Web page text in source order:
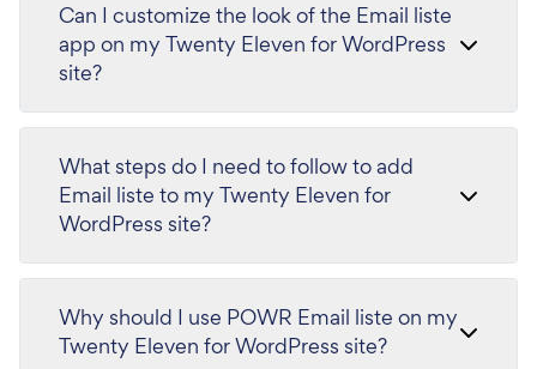
Can I customize the look of the Email liste
app on my Twenty Eleven for WordPress
site?
What steps do I need to follow to add
Email liste to my Twenty Eleven for
WordPress site?
Why should I use POWR Email liste on my
Twenty Eleven for WordPress site?